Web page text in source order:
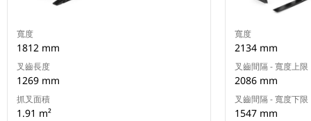
寬度
1812 mm
叉齒長度
1269 mm
抓叉面積
1.91 m²
寬度
2134 mm
叉齒間隔 - 寬度上限
2086 mm
叉齒間隔 - 寬度下限
1547 mm